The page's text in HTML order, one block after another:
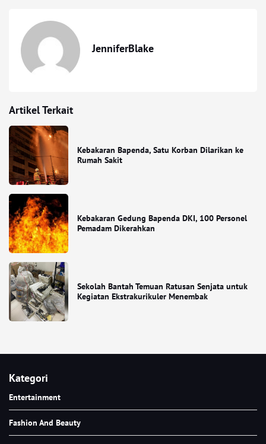
JenniferBlake
Artikel Terkait
Kebakaran Bapenda, Satu Korban Dilarikan ke
Rumah Sakit
Kebakaran Gedung Bapenda DKI, 100 Personel
Pemadam Dikerahkan
Sekolah Bantah Temuan Ratusan Senjata untuk
Kegiatan Ekstrakurikuler Menembak
Kategori
Entertainment
Fashion And Beauty